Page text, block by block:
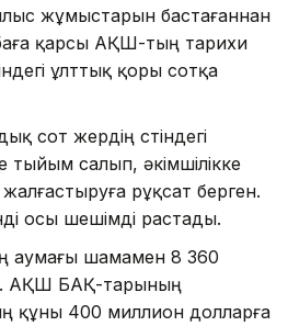
жұмыстарын бастағаннан
қарсы АҚШ-тың тарихи
ұлттық қоры сотқа
сот жердің үстіндегі
тыйым салып, әкімшілікке
рұқсат берген.
осы шешімді растады.
аумағы шамамен 8 360
АҚШ БАҚ-тарының
құны 400 миллион долларға